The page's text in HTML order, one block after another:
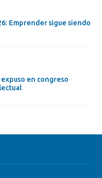
Emprender sigue siendo
en congreso